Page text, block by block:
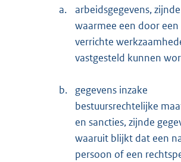
a.
arbeidsgegevens,
waarmee een door
verrichte
vastgesteld kunnen
b.
gegevens inzake
bestuursrechtelijke
en sancties, zijnde
waaruit blijkt dat een
persoon of een